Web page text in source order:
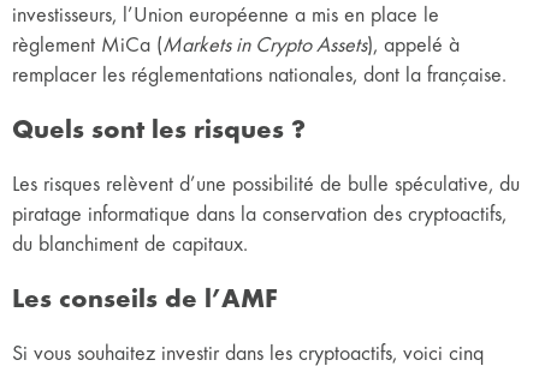
investisseurs, l’Union européenne a mis en place le
règlement MiCa (Markets in Crypto Assets), appelé à
remplacer les réglementations nationales, dont la française.
Quels sont les risques ?
Les risques relèvent d’une possibilité de bulle spéculative, du
piratage informatique dans la conservation des cryptoactifs,
du blanchiment de capitaux.
Les conseils de l’AMF
Si vous souhaitez investir dans les cryptoactifs, voici cinq